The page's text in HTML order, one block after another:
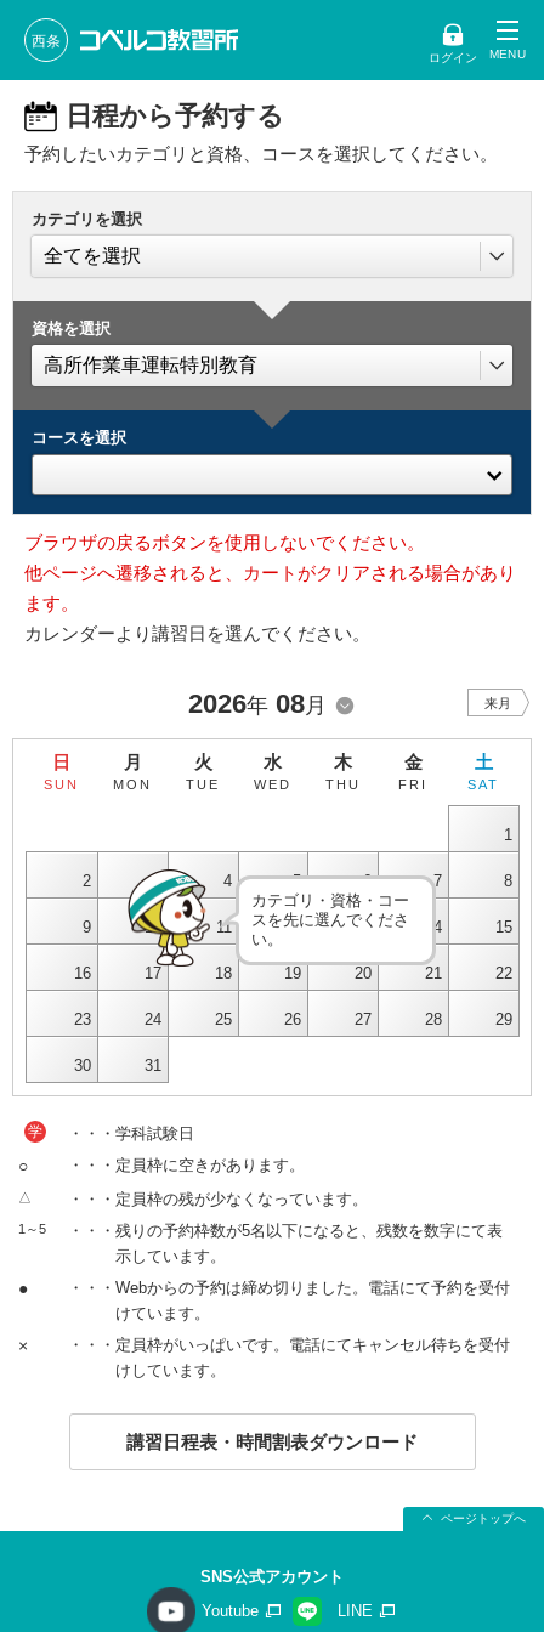
西条
ログイン
日程から予約する
予約したいカテゴリと資格、コースを選択してください。
カテゴリを選択
資格を選択
コースを選択
ブラウザの戻るボタンを使用しないでください。
他ページへ遷移されると、カートがクリアされる場合があり
ます。
カレンダーより講習日を選んでください。
2026年 08月 来月
日
SUN
月
MON
火
TUE
水
WED
木
THU
金
FRI
土
SAT
1
2 3 4 5 6 7 8
9 10 11 12 13 14 15
16 17 18 19 20 21 22
23 24 25 26 27 28 29
30 31
カテゴリ・資格・コー
スを先に選んでくださ
い。
学 ・・・学科試験日
○ ・・・定員枠に空きがあります。
△ ・・・定員枠の残が少なくなっています。
1～5
・・・残りの予約枠数が5名以下になると、残数を数字にて表
示しています。
●
・・・Webからの予約は締め切りました。電話にて予約を受付
けています。
×
・・・定員枠がいっぱいです。電話にてキャンセル待ちを受付
けしています。
講習日程表・時間割表ダウンロード
ページトップへ
SNS公式アカウント
Youtube
LINE